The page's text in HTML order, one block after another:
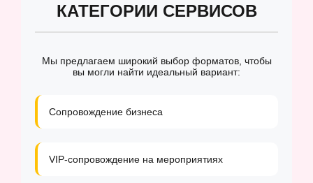
КАТЕГОРИИ СЕРВИСОВ
Мы предлагаем широкий выбор форматов, чтобы
вы могли найти идеальный вариант:
Сопровождение бизнеса
VIP-сопровождение на мероприятиях